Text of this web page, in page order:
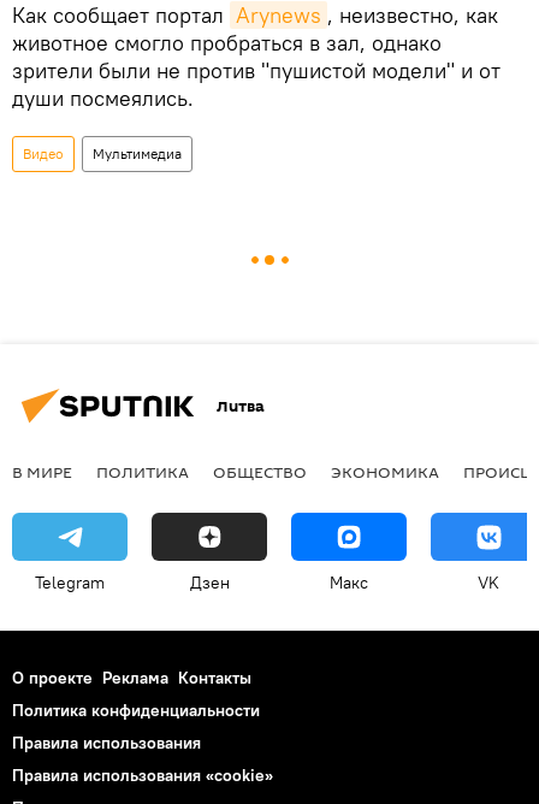
Как сообщает портал Arynews , неизвестно, как
животное смогло пробраться в зал, однако
зрители были не против "пушистой модели" и от
души посмеялись.
Видео Мультимедиа
Литва
В МИРЕ ПОЛИТИКА ОБЩЕСТВО ЭКОНОМИКА
Telegram Дзен Макс VK
О проекте Реклама Контакты
Политика конфиденциальности
Правила использования
Правила использования «cookie»